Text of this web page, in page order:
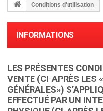
Conditions d'utilisation
INFORMATIONS
LES PRÉSENTES
VENTE (CI-APRÈS LES
GÉNÉRALES»)
EFFECTUÉ PAR UN